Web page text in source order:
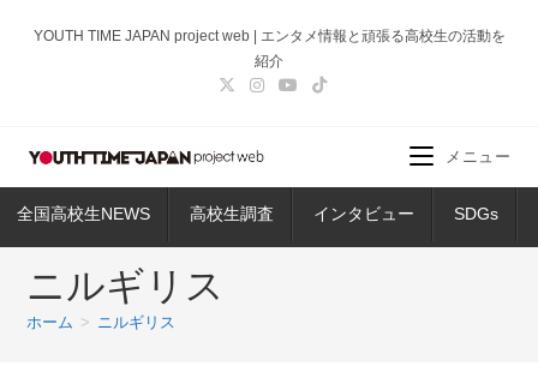
ス
ッ
YOUTH TIME JAPAN project web | エンタメ情報と頑張る高校生の活動を
紹介
全国高校生NEWS 高校生調査 インタビュー SDGs
メニュー
ニルギリス
ホーム > ニルギリス